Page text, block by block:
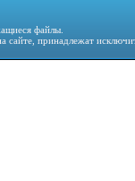
файлы.
сайте, принадлежат